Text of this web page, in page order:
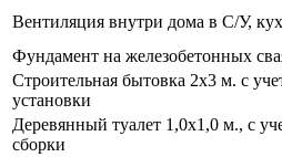
Вентиляция внутри дома в С/У,
Фундамент на железобетонных
Строительная бытовка 2х3 м. с
установки
Деревянный туалет 1,0х1,0 м., с
сборки